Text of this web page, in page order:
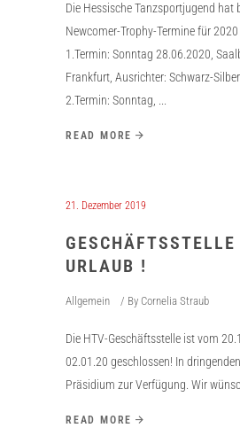
Die Hessische Tanzsportjugend hat
Newcomer-Trophy-Termine für
1.Termin: Sonntag 28.06.2020,
Frankfurt, Ausrichter: Schwarz-
2.Termin: Sonntag,
READ MORE
21. Dezember 2019
URLAUB !
Allgemein By Cornelia Straub
Die HTV-Geschäftsstelle ist vom
02.01.20 geschlossen! In
Präsidium zur Verfügung. Wir
READ MORE